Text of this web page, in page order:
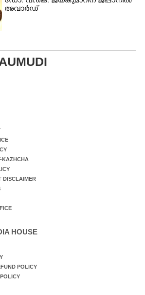
അവാർഡ്
KAZHCHA
DISCLAIMER
HOUSE
POLICY